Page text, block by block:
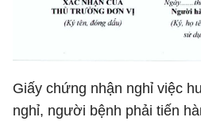
Giấy chứng nhận nghỉ việc
nghỉ, người bệnh phải tiến